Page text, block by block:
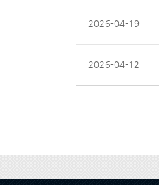
2026-04-19
2026-04-12